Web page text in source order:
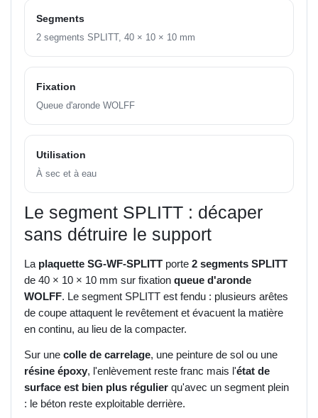
Segments
2 segments SPLITT, 40 × 10 × 10 mm
Fixation
Queue d'aronde WOLFF
Utilisation
À sec et à eau
Le segment SPLITT : décaper
sans détruire le support
La plaquette SG-WF-SPLITT porte 2 segments SPLITT
de 40 × 10 × 10 mm sur fixation queue d'aronde
WOLFF. Le segment SPLITT est fendu : plusieurs arêtes
de coupe attaquent le revêtement et évacuent la matière
en continu, au lieu de la compacter.
Sur une colle de carrelage, une peinture de sol ou une
résine époxy, l'enlèvement reste franc mais l'état de
surface est bien plus régulier qu'avec un segment plein
: le béton reste exploitable derrière.